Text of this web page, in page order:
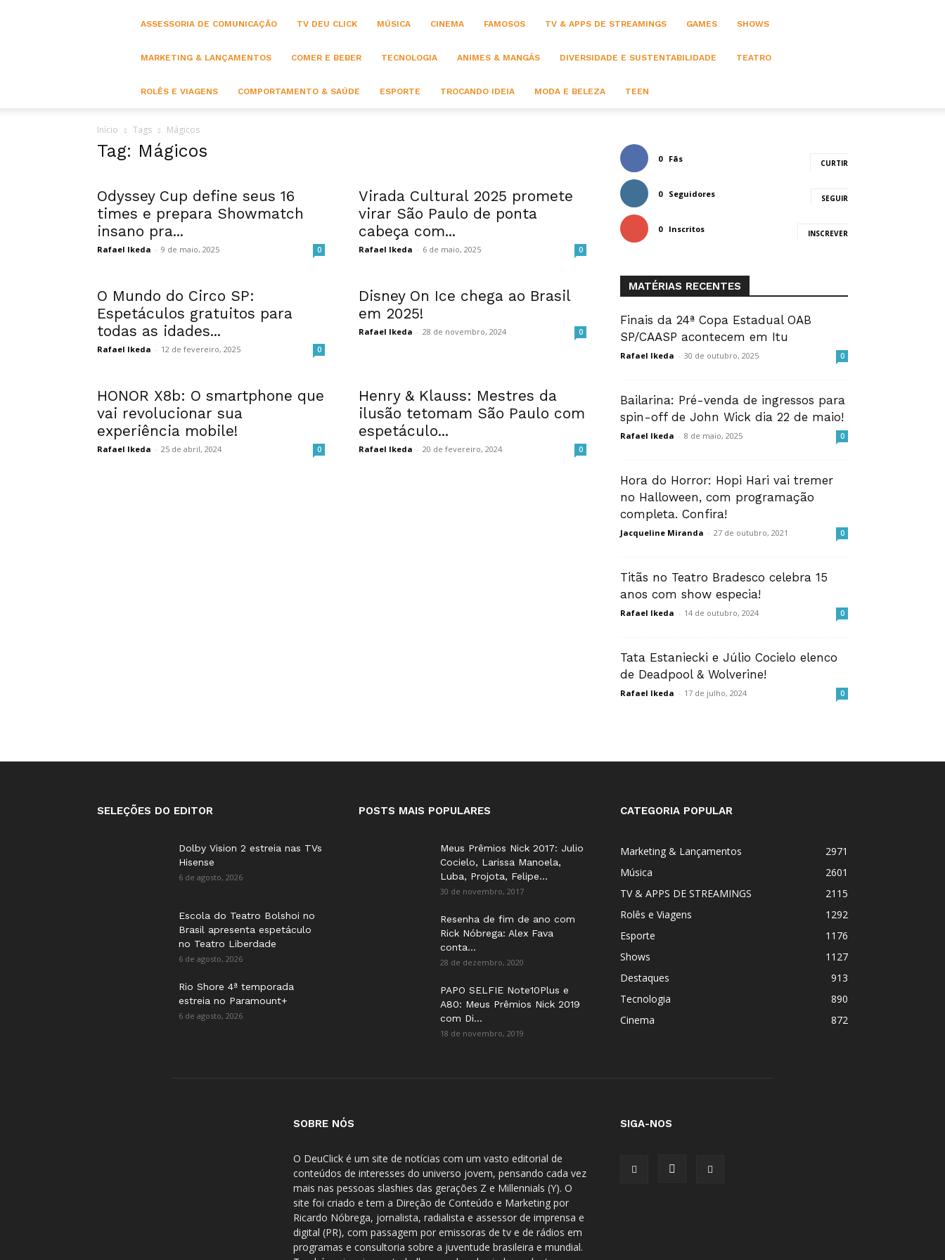
ASSESSORIA DE COMUNICAÇÃO TV DEU CLICK MÚSICA CINEMA FAMOSOS TV & APPS DE STREAMINGS GAMES SHOWS
MARKETING & LANÇAMENTOS COMER E BEBER TECNOLOGIA ANIMES & MANGÁS DIVERSIDADE E SUSTENTABILIDADE TEATRO
ROLÊS E VIAGENS COMPORTAMENTO & SAÚDE ESPORTE TROCANDO IDEIA MODA E BELEZA TEEN
Início Tags Mágicos
Tag: Mágicos
Odyssey Cup define seus 16
times e prepara Showmatch
insano pra...
Rafael Ikeda - 9 de maio, 2025 0
Virada Cultural 2025 promete
virar São Paulo de ponta
cabeça com...
Rafael Ikeda - 6 de maio, 2025 0
O Mundo do Circo SP:
Espetáculos gratuitos para
todas as idades...
Rafael Ikeda - 12 de fevereiro, 2025 0
Disney On Ice chega ao Brasil
em 2025!
Rafael Ikeda - 28 de novembro, 2024 0
HONOR X8b: O smartphone que
vai revolucionar sua
experiência mobile!
Rafael Ikeda - 25 de abril, 2024 0
Henry & Klauss: Mestres da
ilusão tetomam São Paulo com
espetáculo...
Rafael Ikeda - 20 de fevereiro, 2024 0
0 Fãs CURTIR
0 Seguidores SEGUIR
0 Inscritos INSCREVER
MATÉRIAS RECENTES
Finais da 24ª Copa Estadual OAB
SP/CAASP acontecem em Itu
Rafael Ikeda - 30 de outubro, 2025 0
Bailarina: Pré-venda de ingressos para
spin-off de John Wick dia 22 de maio!
Rafael Ikeda - 8 de maio, 2025 0
Hora do Horror: Hopi Hari vai tremer
no Halloween, com programação
completa. Confira!
Jacqueline Miranda - 27 de outubro, 2021 0
Titãs no Teatro Bradesco celebra 15
anos com show especia!
Rafael Ikeda - 14 de outubro, 2024 0
Tata Estaniecki e Júlio Cocielo elenco
de Deadpool & Wolverine!
Rafael Ikeda - 17 de julho, 2024 0
SELEÇÕES DO EDITOR
Dolby Vision 2 estreia nas TVs
Hisense
6 de agosto, 2026
Escola do Teatro Bolshoi no
Brasil apresenta espetáculo
no Teatro Liberdade
6 de agosto, 2026
Rio Shore 4ª temporada
estreia no Paramount+
6 de agosto, 2026
POSTS MAIS POPULARES
Meus Prêmios Nick 2017: Julio
Cocielo, Larissa Manoela,
Luba, Projota, Felipe...
30 de novembro, 2017
Resenha de fim de ano com
Rick Nóbrega: Alex Fava
conta...
28 de dezembro, 2020
PAPO SELFIE Note10Plus e
A80: Meus Prêmios Nick 2019
com Di...
18 de novembro, 2019
CATEGORIA POPULAR
Marketing & Lançamentos
2971
Música
2601
TV & APPS DE STREAMINGS
2115
Rolês e Viagens
1292
Esporte
1176
Shows
1127
Destaques
913
Tecnologia
890
Cinema
872
SOBRE NÓS
O DeuClick é um site de notícias com um vasto editorial de
conteúdos de interesses do universo jovem, pensando cada vez
mais nas pessoas slashies das gerações Z e Millennials (Y). O
site foi criado e tem a Direção de Conteúdo e Marketing por
Ricardo Nóbrega, jornalista, radialista e assessor de imprensa e
digital (PR), com passagem por emissoras de tv e de rádios em
programas e consultoria sobre a juventude brasileira e mundial.
SIGA-NOS